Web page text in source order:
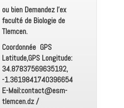
ou bien Demandez l’ex
faculté de Biologie de
Tlemcen.
Coordonnée GPS
Latitude,GPS Longitude:
34.87837569635192,
-1.3619841740396654
E-Mail:contact@esm-
tlemcen.dz /